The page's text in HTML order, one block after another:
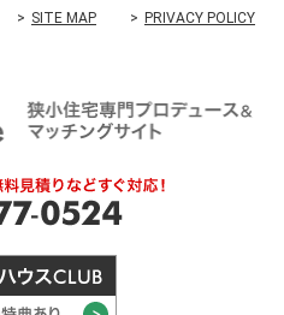
SITE MAP PRIVACY POLICY